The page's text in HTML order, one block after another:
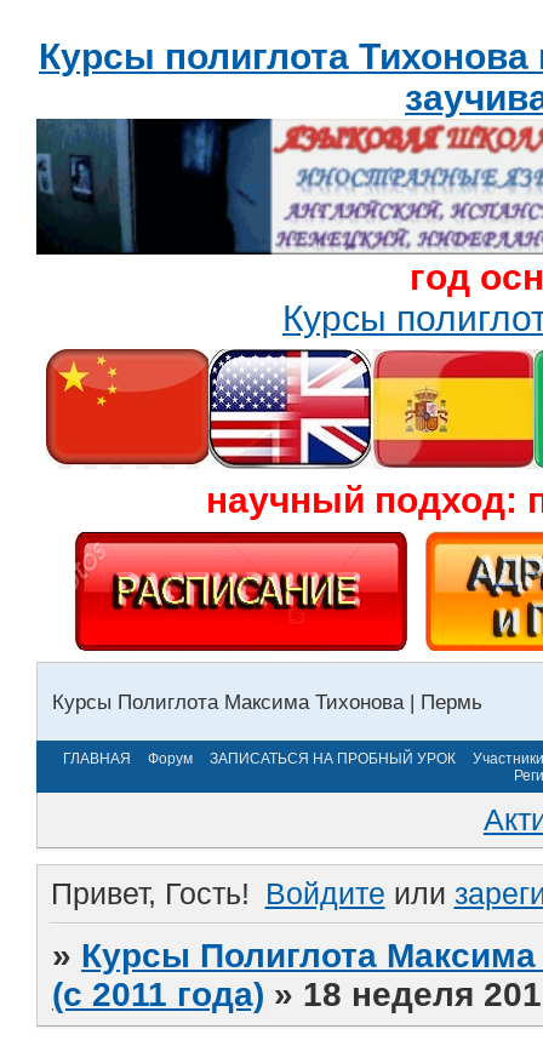
Курсы полиглота
год
Курсы
научный подход:
Курсы Полиглота Максима Тихонова | Пермь
ГЛАВНАЯ Форум ЗАПИСАТЬСЯ НА ПРОБНЫЙ УРОК
Участники
Привет, Гость! Войдите или
» Курсы Полиглота
(с 2011 года) » 18 неделя